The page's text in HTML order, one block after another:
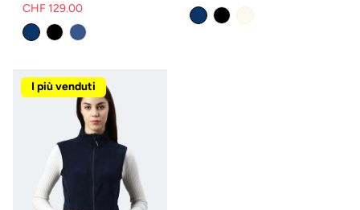
Prezzo
normale
Prezzo
di
CHF 129.00
normale
I più venduti